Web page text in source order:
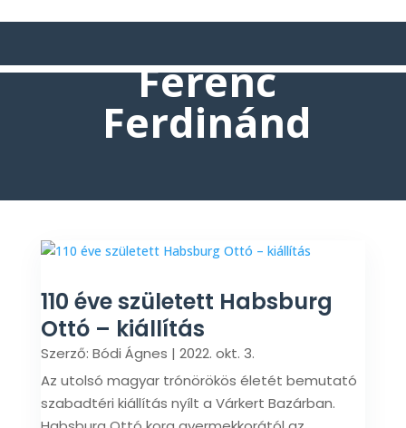
Ferenc
Ferdinánd
110 éve született Habsburg
Ottó – kiállítás
Szerző: Bódi Ágnes | 2022. okt. 3.
Az utolsó magyar trónörökös életét bemutató
szabadtéri kiállítás nyílt a Várkert Bazárban.